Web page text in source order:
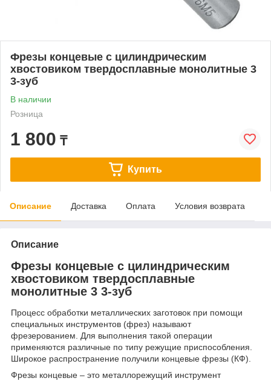
Фрезы концевые с цилиндрическим
хвостовиком твердосплавные монолитные 3
3-зуб
В наличии
Розница
1 800 ₸
Купить
Описание Доставка Оплата Условия возврата
Описание
Фрезы концевые с цилиндрическим
хвостовиком твердосплавные
монолитные 3 3-зуб
Процесс обработки металлических заготовок при помощи
специальных инструментов (фрез) называют
фрезерованием. Для выполнения такой операции
применяются различные по типу режущие приспособления.
Широкое распространение получили концевые фрезы (КФ).
Фрезы концевые – это металлорежущий инструмент